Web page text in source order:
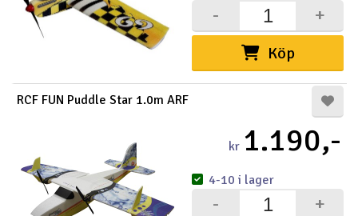
Köp
+
-
RCF FUN Puddle Star 1.0m ARF
kr 1.190,-
+
-
4-10 i lager